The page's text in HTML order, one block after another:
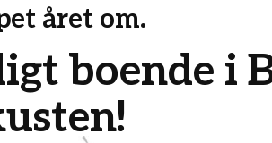
året om.
boende i